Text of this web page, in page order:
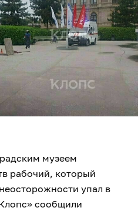
музеем
рабочий, который
упал в
сообщили